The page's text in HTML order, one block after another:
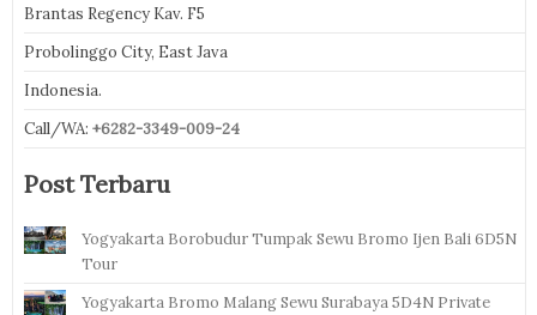
Brantas Regency Kav. F5
Probolinggo City, East Java
Indonesia.
Call/WA: +6282-3349-009-24
Post Terbaru
Yogyakarta Borobudur Tumpak Sewu Bromo Ijen Bali 6D5N
Tour
Yogyakarta Bromo Malang Sewu Surabaya 5D4N Private